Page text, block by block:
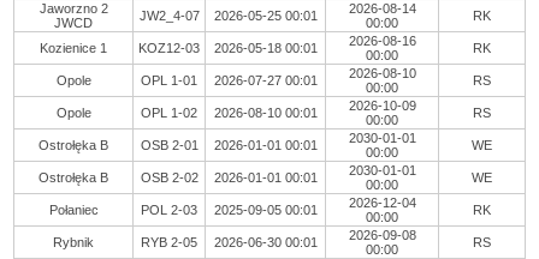
Jaworzno 2
JWCD
JW2_4-07 2026-05-25 00:01
2026-08-14
00:00
RK
Kozienice 1 KOZ12-03 2026-05-18 00:01
2026-08-16
00:00
RK
Opole OPL 1-01 2026-07-27 00:01
2026-08-10
00:00
RS
Opole OPL 1-02 2026-08-10 00:01
2026-10-09
00:00
RS
Ostrołęka B OSB 2-01 2026-01-01 00:01
2030-01-01
00:00
WE
Ostrołęka B OSB 2-02 2026-01-01 00:01
2030-01-01
00:00
WE
Połaniec POL 2-03 2025-09-05 00:01
2026-12-04
00:00
RK
Rybnik RYB 2-05 2026-06-30 00:01
2026-09-08
00:00
RS